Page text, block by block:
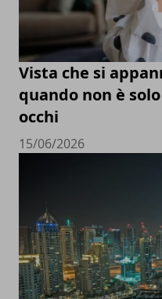
Vista che si
quando non è
occhi
15/06/2026